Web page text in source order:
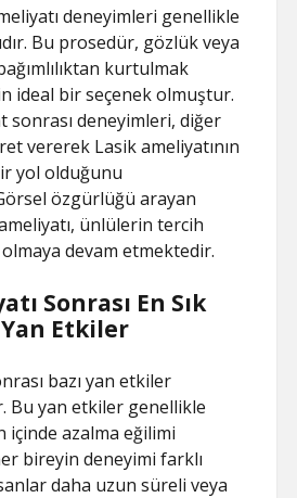
deneyimleri genellikle
Bu prosedür, gözlük veya
kurtulmak
ideal bir seçenek olmuştur.
sonrası deneyimleri, diğer
vererek Lasik ameliyatının
yol olduğunu
özgürlüğü arayan
ünlülerin tercih
devam etmektedir.
Sonrası En Sık
Yan Etkiler
bazı yan etkiler
Bu yan etkiler genellikle
içinde azalma eğilimi
bireyin deneyimi farklı
daha uzun süreli veya